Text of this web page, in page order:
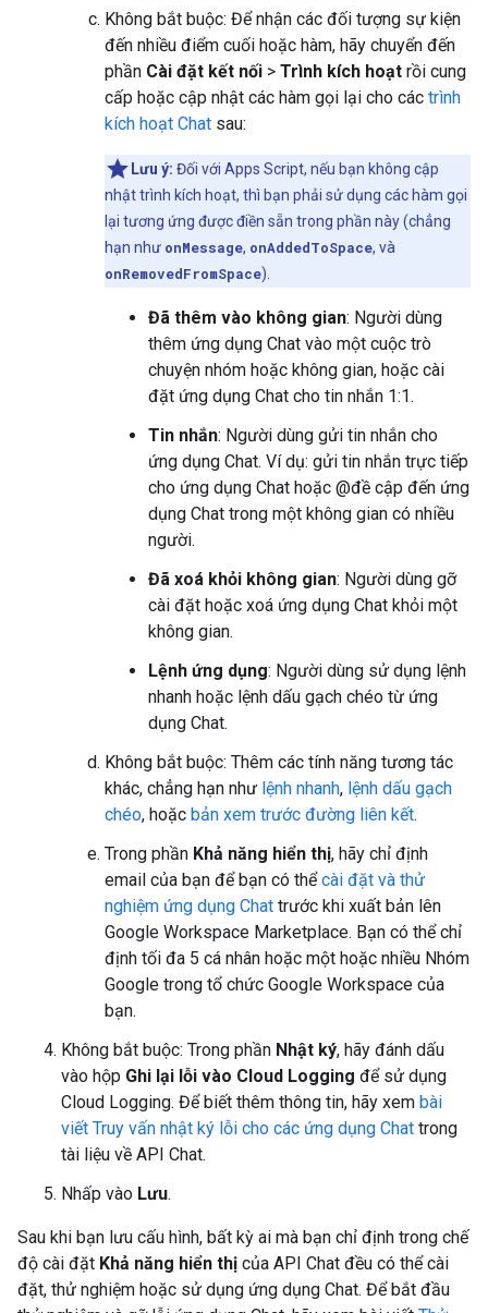
Không bắt buộc: Để nhận các đối tượng sự kiện
đến nhiều điểm cuối hoặc hàm, hãy chuyển đến
phần Cài đặt kết nối > Trình kích hoạt rồi cung
cấp hoặc cập nhật các hàm gọi lại cho các trình
kích hoạt Chat sau:
Lưu ý: Đối với Apps Script, nếu bạn không cập
nhật trình kích hoạt, thì bạn phải sử dụng các hàm gọi
lại tương ứng được điền sẵn trong phần này (chẳng
hạn như onMessage, onAddedToSpace, và
onRemovedFromSpace).
Đã thêm vào không gian: Người dùng
thêm ứng dụng Chat vào một cuộc trò
chuyện nhóm hoặc không gian, hoặc cài
đặt ứng dụng Chat cho tin nhắn 1:1.
Tin nhắn: Người dùng gửi tin nhắn cho
ứng dụng Chat. Ví dụ: gửi tin nhắn trực tiếp
cho ứng dụng Chat hoặc @đề cập đến ứng
dụng Chat trong một không gian có nhiều
người.
Đã xoá khỏi không gian: Người dùng gỡ
cài đặt hoặc xoá ứng dụng Chat khỏi một
không gian.
Lệnh ứng dụng: Người dùng sử dụng lệnh
nhanh hoặc lệnh dấu gạch chéo từ ứng
dụng Chat.
Không bắt buộc: Thêm các tính năng tương tác
khác, chẳng hạn như lệnh nhanh, lệnh dấu gạch
chéo, hoặc bản xem trước đường liên kết.
Trong phần Khả năng hiển thị, hãy chỉ định
email của bạn để bạn có thểcài đặt và thử
nghiệm ứng dụng Chat trước khi xuất bản lên
Google Workspace Marketplace. Bạn có thể chỉ
định tối đa 5 cá nhân hoặc một hoặc nhiều Nhóm
Google trong tổ chức Google Workspace của
bạn.
Không bắt buộc: Trong phần Nhật ký, hãy đánh dấu
vào hộp Ghi lại lỗi vào Cloud Logging để sử dụng
Cloud Logging. Để biết thêm thông tin, hãy xem bài
viết Truy vấn nhật ký lỗi cho các ứng dụng Chat trong
tài liệu về API Chat.
Nhấp vào Lưu.
Sau khi bạn lưu cấu hình, bất kỳ ai mà bạn chỉ định trong chế
độ cài đặt Khả năng hiển thị của API Chat đều có thể cài
đặt, thử nghiệm hoặc sử dụng ứng dụng Chat. Để bắt đầu